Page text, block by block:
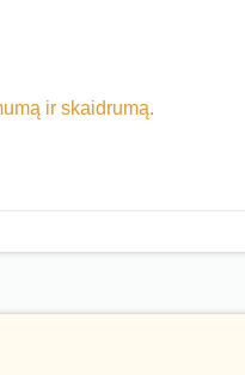
ir skaidrumą.